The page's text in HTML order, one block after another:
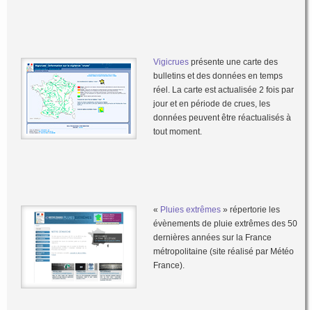
Vigicrues présente une carte des
bulletins et des données en temps
réel. La carte est actualisée 2 fois par
jour et en période de crues, les
données peuvent être réactualisés à
tout moment.
« Pluies extrêmes » répertorie les
évènements de pluie extrêmes des 50
dernières années sur la France
métropolitaine (site réalisé par Météo
France).